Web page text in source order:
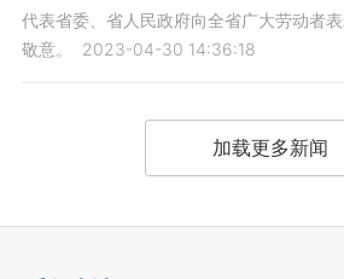
代表省委、省人民政府向全省广大劳动者
敬意。
2023-04-30 14:36:18
加载更多新闻